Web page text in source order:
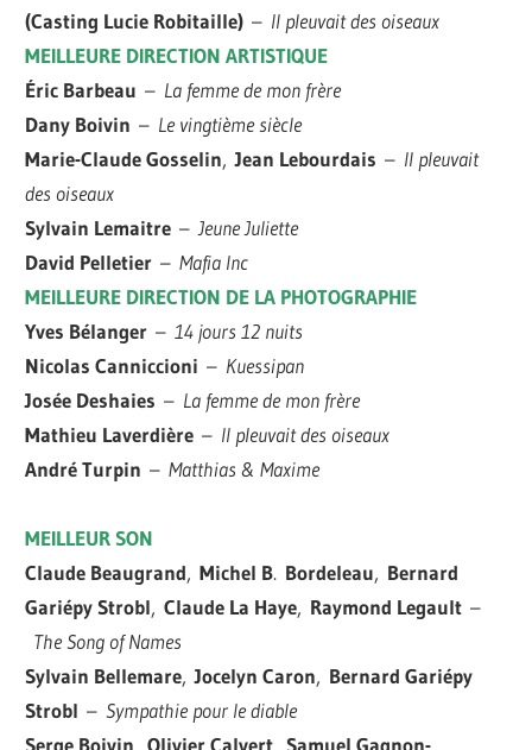
(Casting Lucie Robitaille)– Il pleuvait des oiseaux
MEILLEURE DIRECTION ARTISTIQUE
Éric Barbeau– La femme de mon frère
Dany Boivin– Le vingtième siècle
Marie-Claude Gosselin, Jean Lebourdais– Il pleuvait
des oiseaux
Sylvain Lemaitre– Jeune Juliette
David Pelletier–Mafia Inc
MEILLEURE DIRECTION DE LA PHOTOGRAPHIE
Yves Bélanger– 14 jours 12 nuits
Nicolas Canniccioni– Kuessipan
Josée Deshaies– La femme de mon frère
Mathieu Laverdière– Il pleuvait des oiseaux
André Turpin–Matthias & Maxime
MEILLEUR SON
Claude Beaugrand, Michel B. Bordeleau, Bernard
Gariépy Strobl, Claude La Haye, Raymond Legault –
The Song of Names
Sylvain Bellemare, Jocelyn Caron, Bernard Gariépy
Strobl –Sympathie pour le diable
Serge Boivin Olivier Calvert Samuel Gagnon-